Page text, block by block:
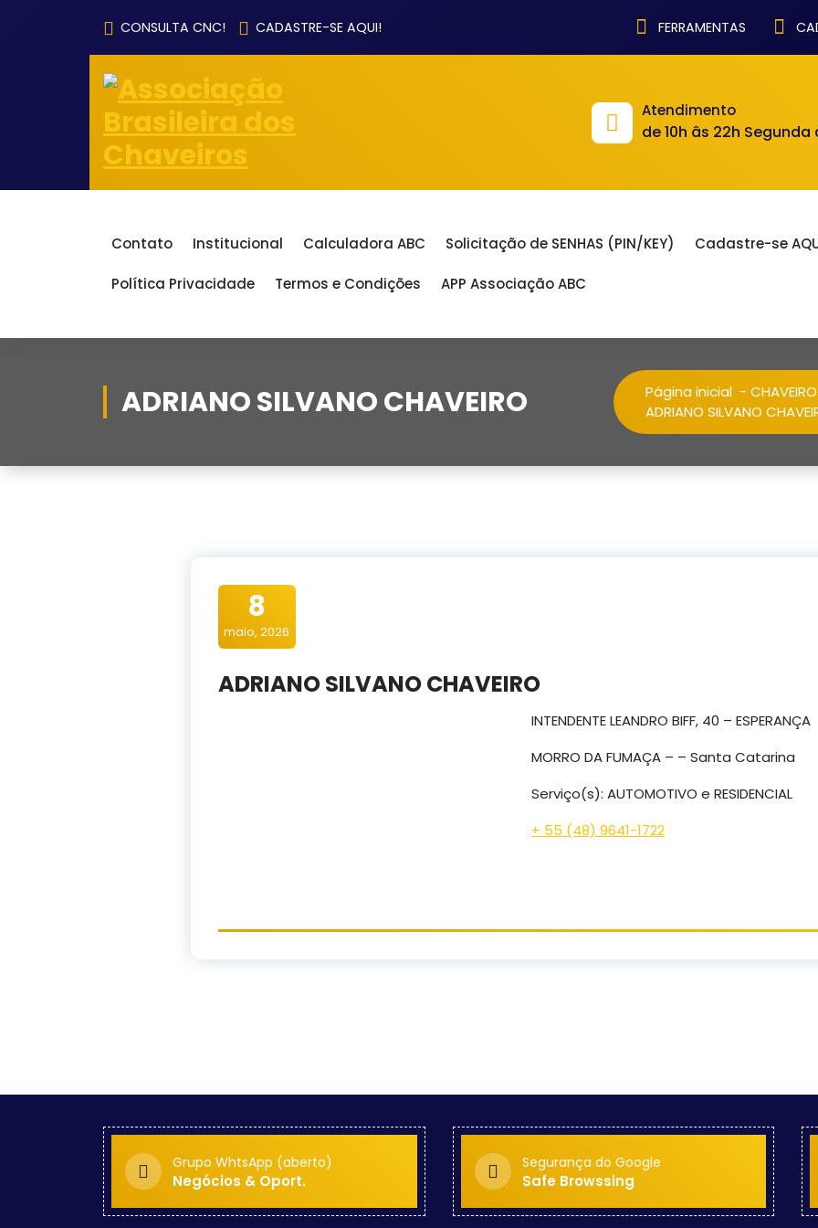
CONSULTA CNC! CADASTRE-SE AQUI! FERRAMENTAS
Atendimento
de 10h âs 22h
Contato Institucional Calculadora ABC Solicitação de SENHAS (PIN/KEY) Cadastre-se
Política Privacidade Termos e Condições APP Associação ABC
ADRIANO SILVANO CHAVEIRO Página inicial -
ADRIANO SILVANO
8
maio, 2026
ADRIANO SILVANO CHAVEIRO
INTENDENTE LEANDRO BIFF, 40 – ESPERANÇA
MORRO DA FUMAÇA – – Santa Catarina
Serviço(s): AUTOMOTIVO e RESIDENCIAL
+ 55 (48) 9641-1722
Grupo WhtsApp (aberto)
Negócios & Oport.
Segurança do Google
Safe Browssing